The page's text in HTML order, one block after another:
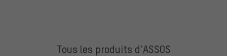
Tous les produits d'ASSOS